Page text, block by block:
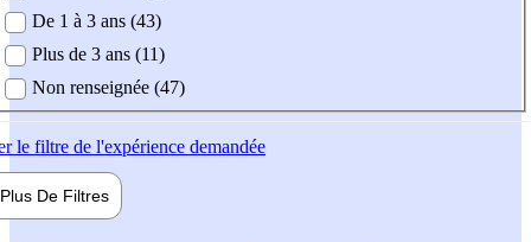
De 1 à 3 ans (43)
Plus de 3 ans (11)
Non renseignée (47)
le filtre de l'expérience demandée
Plus De Filtres